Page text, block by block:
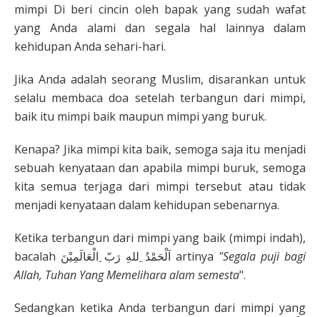
mimpi Di beri cincin oleh bapak yang sudah wafat
yang Anda alami dan segala hal lainnya dalam
kehidupan Anda sehari-hari.
Jika Anda adalah seorang Muslim, disarankan untuk
selalu membaca doa setelah terbangun dari mimpi,
baik itu mimpi baik maupun mimpi yang buruk.
Kenapa? Jika mimpi kita baik, semoga saja itu menjadi
sebuah kenyataan dan apabila mimpi buruk, semoga
kita semua terjaga dari mimpi tersebut atau tidak
menjadi kenyataan dalam kehidupan sebenarnya.
Ketika terbangun dari mimpi yang baik (mimpi indah),
bacalah اَلْحَمْدُ ِللهِ رَبّ ِالْعَالَمِيْنَ artinya "Segala puji bagi
Allah, Tuhan Yang Memelihara alam semesta".
Sedangkan ketika Anda terbangun dari mimpi yang